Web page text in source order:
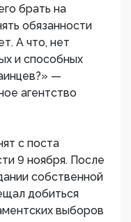
брать на
обязанности
А что, нет
и способных
—
агентство
с поста
9 ноября. После
собственной
добиться
выборов